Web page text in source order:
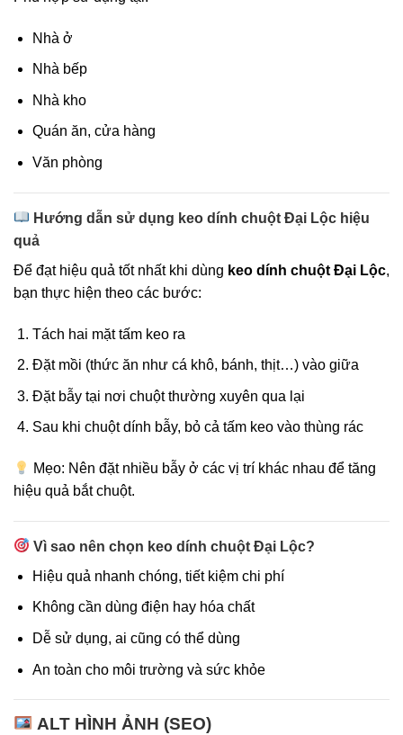
Nhà ở
Nhà bếp
Nhà kho
Quán ăn, cửa hàng
Văn phòng
Hướng dẫn sử dụng keo dính chuột Đại Lộc hiệu
quả
Để đạt hiệu quả tốt nhất khi dùng keo dính chuột Đại Lộc,
bạn thực hiện theo các bước:
Tách hai mặt tấm keo ra
Đặt mồi (thức ăn như cá khô, bánh, thịt…) vào giữa
Đặt bẫy tại nơi chuột thường xuyên qua lại
Sau khi chuột dính bẫy, bỏ cả tấm keo vào thùng rác
Mẹo: Nên đặt nhiều bẫy ở các vị trí khác nhau để tăng
hiệu quả bắt chuột.
Vì sao nên chọn keo dính chuột Đại Lộc?
Hiệu quả nhanh chóng, tiết kiệm chi phí
Không cần dùng điện hay hóa chất
Dễ sử dụng, ai cũng có thể dùng
An toàn cho môi trường và sức khỏe
ALT HÌNH ẢNH (SEO)